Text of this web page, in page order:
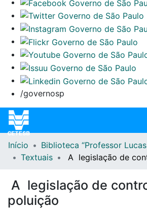
/governosp
Home
Repositório
Início
Biblioteca “Professor
Textuais
A legislação de
A legislação de
poluição